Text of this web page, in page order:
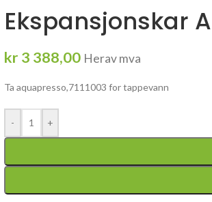
Ekspansjonskar
kr 3 388,00 Herav mva
Ta aquapresso,7111003 for tappevann
- +